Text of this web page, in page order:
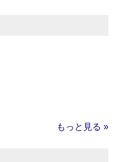
もっと見る »